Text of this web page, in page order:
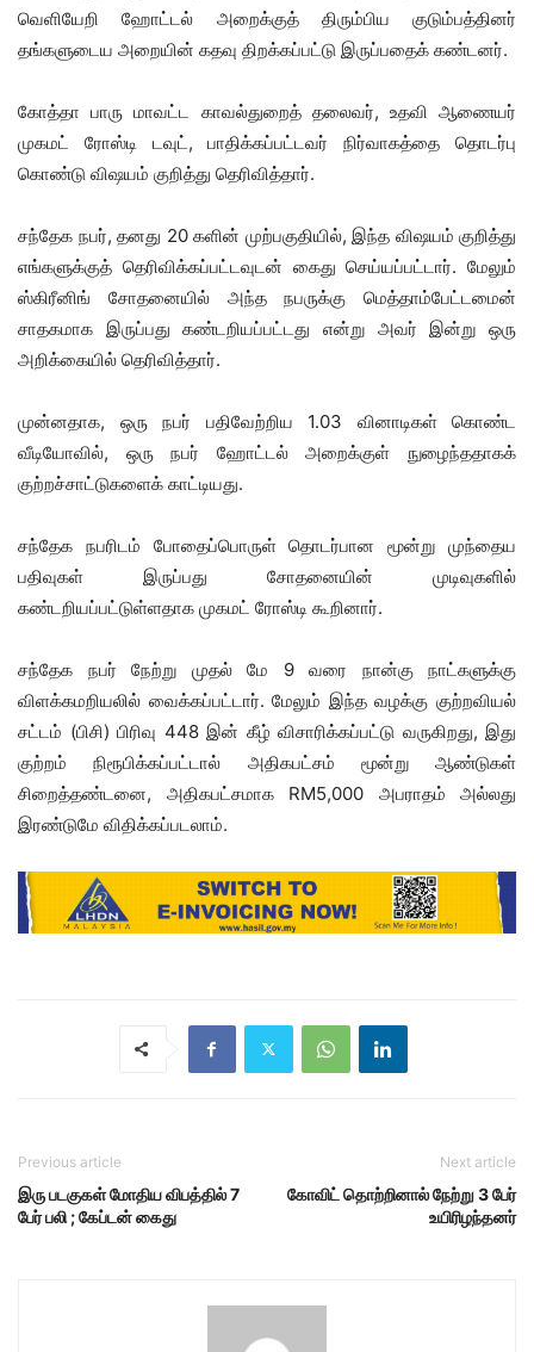
வெளியேறி ஹோட்டல் அறைக்குத் திரும்பிய குடும்பத்தினர்
தங்களுடைய அறையின் கதவு திறக்கப்பட்டு இருப்பதைக் கண்டனர்.
கோத்தா பாரு மாவட்ட காவல்துறைத் தலைவர், உதவி ஆணையர்
முகமட் ரோஸ்டி டவுட், பாதிக்கப்பட்டவர் நிர்வாகத்தை தொடர்பு
கொண்டு விஷயம் குறித்து தெரிவித்தார்.
சந்தேக நபர், தனது 20 களின் முற்பகுதியில், இந்த விஷயம் குறித்து
எங்களுக்குத் தெரிவிக்கப்பட்டவுடன் கைது செய்யப்பட்டார். மேலும்
ஸ்கிரீனிங் சோதனையில் அந்த நபருக்கு மெத்தாம்பேட்டமைன்
சாதகமாக இருப்பது கண்டறியப்பட்டது என்று அவர் இன்று ஒரு
அறிக்கையில் தெரிவித்தார்.
முன்னதாக, ஒரு நபர் பதிவேற்றிய 1.03 வினாடிகள் கொண்ட
வீடியோவில், ஒரு நபர் ஹோட்டல் அறைக்குள் நுழைந்ததாகக்
குற்றச்சாட்டுகளைக் காட்டியது.
சந்தேக நபரிடம் போதைப்பொருள் தொடர்பான மூன்று முந்தைய
பதிவுகள் இருப்பது சோதனையின் முடிவுகளில்
கண்டறியப்பட்டுள்ளதாக முகமட் ரோஸ்டி கூறினார்.
சந்தேக நபர் நேற்று முதல் மே 9 வரை நான்கு நாட்களுக்கு
விளக்கமறியலில் வைக்கப்பட்டார். மேலும் இந்த வழக்கு குற்றவியல்
சட்டம் (பிசி) பிரிவு 448 இன் கீழ் விசாரிக்கப்பட்டு வருகிறது, இது
குற்றம் நிரூபிக்கப்பட்டால் அதிகபட்சம் மூன்று ஆண்டுகள்
சிறைத்தண்டனை, அதிகபட்சமாக RM5,000 அபராதம் அல்லது
இரண்டுமே விதிக்கப்படலாம்.
Previous article
இரு படகுகள் மோதிய விபத்தில் 7
பேர் பலி ; கேப்டன் கைது
Next article
கோவிட் தொற்றினால் நேற்று 3 பேர்
உயிரிழந்தனர்